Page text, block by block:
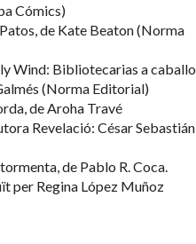
Cómics)
de Kate Beaton (Norma
Wind: Bibliotecarias a caballo,
(Norma Editorial)
de Aroha Travé
Revelació: César Sebastián
de Pablo R. Coca.
per Regina López Muñoz